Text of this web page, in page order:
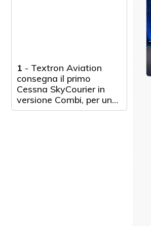
1 - Textron Aviation
consegna il primo
Cessna SkyCourier in
versione Combi, per una
flessibilità e una